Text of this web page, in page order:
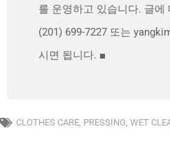
를 운영하고 있습니다. 글에
(201) 699-7227 또는
시면 됩니다. ■
CLOTHES CARE, PRESSING, WET